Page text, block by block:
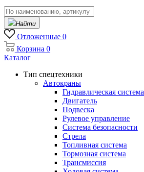
Найти
Отложенные 0
Корзина 0
Каталог
Тип спецтехники
Автокраны
Гидравлическая система
Двигатель
Подвеска
Рулевое управление
Система безопасности
Стрела
Топливная система
Тормозная система
Трансмиссия